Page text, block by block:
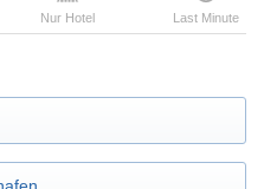
Nur Hotel Last Minute